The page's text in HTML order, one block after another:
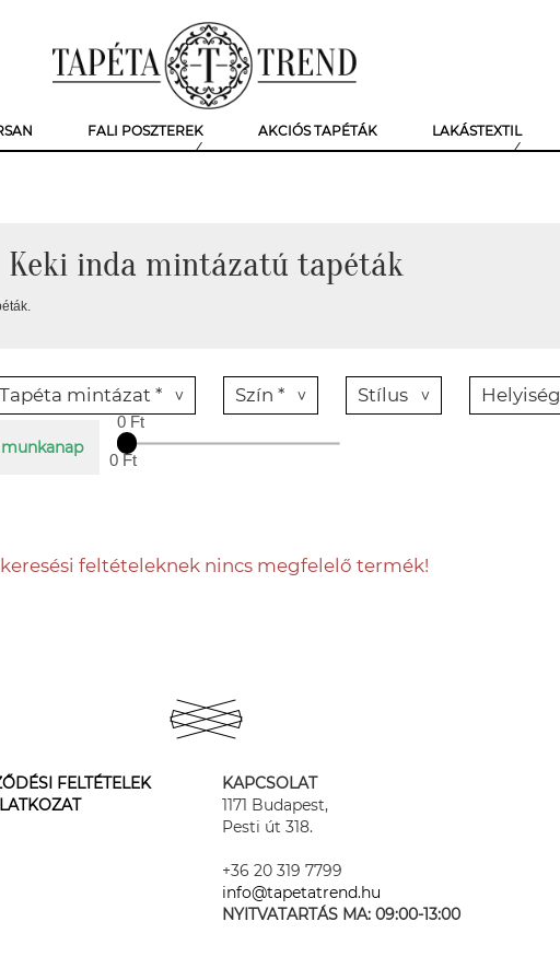
FALI POSZTEREK AKCIÓS TAPÉTÁK LAKÁSTEXTIL
Keki inda mintázatú tapéták
Tapéta mintázat * Szín * Stílus Helyiség
0 Ft
0 Ft
feltételeknek nincs megfelelő termék!
FELTÉTELEK
KAPCSOLAT
1171 Budapest,
Pesti út 318.
+36 20 319 7799
info@tapetatrend.hu
NYITVATARTÁS MA: 09:00-13:00